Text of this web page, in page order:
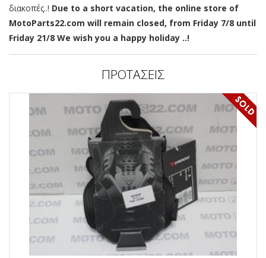
διακοπές..! Due to a short vacation, the online store of
MotoParts22.com will remain closed, from Friday 7/8 until
Friday 21/8 We wish you a happy holiday ..!
ΠΡΟΤΑΣΕΙΣ